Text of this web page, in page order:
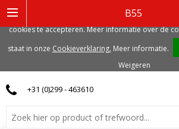
B55
0
+31 (0)299 - 463610
gerelateerde cookies. Voor de beste
cookies te accepteren. Meer informatie over de
staat in onze Cookieverklaring. Meer informatie.
Weigeren